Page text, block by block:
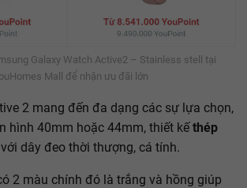
Galaxy Watch Active2 – Stainless stell tại
Mall để nhận ưu đãi lớn
2 mang đến đa dạng các sự lựa chọn,
hình 40mm hoặc 44mm, thiết kế thép
dây đeo thời thượng, cá tính.
2 màu chính đó là trắng và hồng giúp